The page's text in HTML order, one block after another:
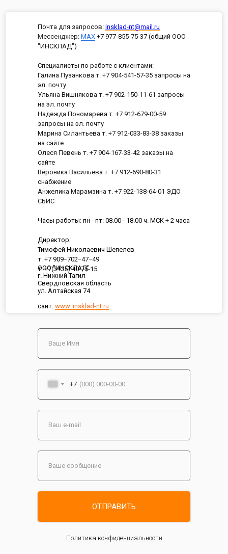
ООО "ИНСКЛАД"
г. Нижний Тагил
Свердловская область
ул. Алтайская 74
сайт: www. insklad-nt.ru
Почта для запросов: insklad-nt@mail.ru
Мессенджер: MAX +7 977-855-75-37 (общий ООО
"ИНСКЛАД")
Специалисты по работе с клиентами:
Галина Пузанкова т. +7 904-541-57-35 запросы на
эл. почту
Ульяна Вишнякова т. +7 902-150-11-61 запросы
на эл. почту
Надежда Пономарева т. +7 912-679-00-59
запросы на эл. почту
Марина Силантьева т. +7 912-033-83-38 заказы
на сайте
Олеся Певень т. +7 904-167-33-42 заказы на
сайте
Вероника Васильева т. +7 912-690-80-31
снабжение
Анжелика Марамзина т. +7 922-138-64-01 ЭДО
СБИС
Часы работы: пн - пт: 08.00 - 18.00 ч. МСК + 2 часа
Директор:
Тимофей Николаевич Шепелев
т. +7 909−702−47−49
т. +7(3435) 40-75-15
+7
ОТПРАВИТЬ
Политика конфиденциальности